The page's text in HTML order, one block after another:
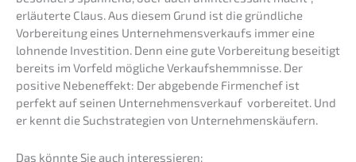
erläu­ter­te Claus. Aus diesem Grund ist die gründ­li­che
Vorbe­rei­tung eines Unter­neh­mens­ver­kaufs immer eine
lohnen­de Inves­ti­ti­on. Denn eine gute Vorbe­rei­tung besei­tigt
bereits im Vorfeld mögli­che Verkaufs­hemm­nis­se. Der
positi­ve Neben­ef­fekt: Der abgeben­de Firmen­chef ist
perfekt auf seinen Unter­nehmens­verkauf vorbe­rei­tet. Und
er kennt die Suchstra­te­gien von Unternehmenskäufern.
Das könnte Sie auch interessieren: